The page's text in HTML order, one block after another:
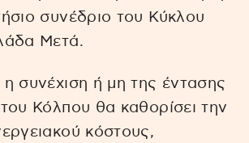
συνέδριο του Κύκλου
Μετά.
η συνέχιση ή μη της έντασης
Κόλπου θα καθορίσει την
κόστους,